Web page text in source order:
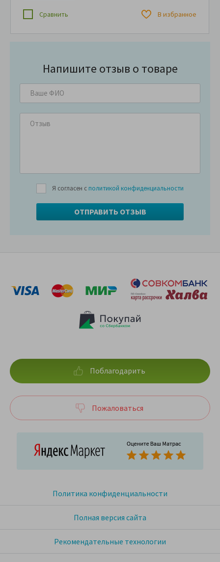
Сравнить В избранное
Напишите отзыв о товаре
Я согласен с политикой конфиденциальности
Политика конфиденциальности
Полная версия сайта
Рекомендательные технологии
Поблагодарить
Пожаловаться